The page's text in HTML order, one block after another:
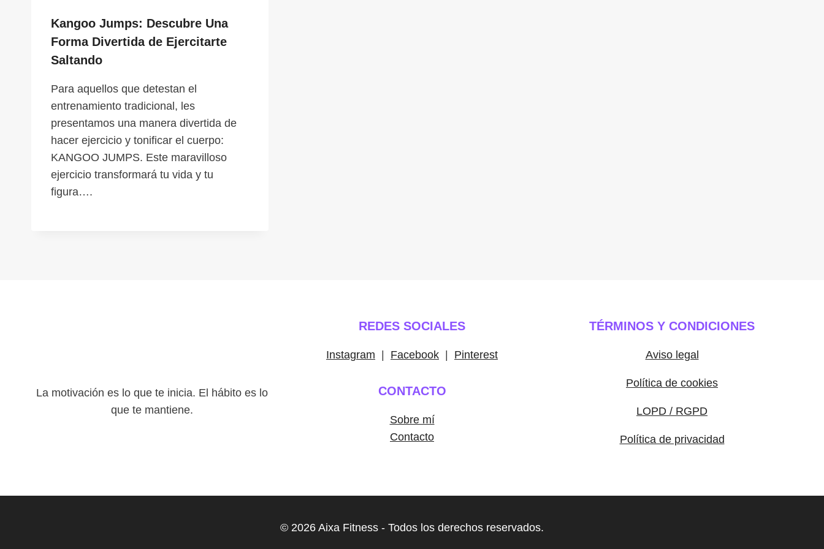
Kangoo Jumps: Descubre Una
Forma Divertida de Ejercitarte
Saltando
Para aquellos que detestan el
entrenamiento tradicional, les
presentamos una manera divertida de
hacer ejercicio y tonificar el cuerpo:
KANGOO JUMPS. Este maravilloso
ejercicio transformará tu vida y tu
figura….
La motivación es lo que te inicia. El hábito es lo
que te mantiene.
REDES SOCIALES
Instagram Facebook Pinterest
CONTACTO
Sobre mí
Contacto
TÉRMINOS Y CONDICIONES
Aviso legal
Política de cookies
LOPD / RGPD
Política de privacidad
© 2026 Aixa Fitness - Todos los derechos reservados.